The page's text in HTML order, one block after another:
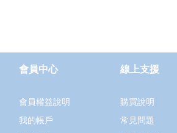
會員中心
會員權益說明
我的帳戶
線上支援
購買說明
常見問題